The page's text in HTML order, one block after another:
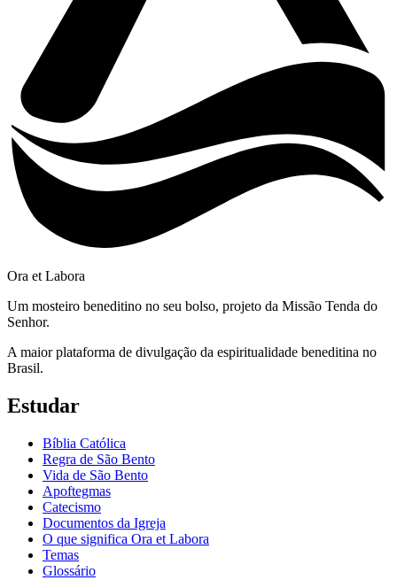
Ora et Labora
Um mosteiro beneditino no seu bolso, projeto da Missão Tenda do
Senhor.
A maior plataforma de divulgação da espiritualidade beneditina no
Brasil.
Estudar
Bíblia Católica
Regra de São Bento
Vida de São Bento
Apoftegmas
Catecismo
Documentos da Igreja
O que significa Ora et Labora
Temas
Glossário